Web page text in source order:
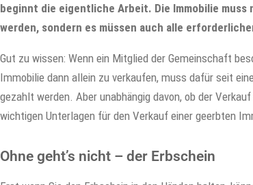
beginnt die eigentliche Arbeit. Die Immobilie
werden, sondern es müssen auch alle
Gut zu wissen: Wenn ein Mitglied der Gemeinschaft
Immobilie dann allein zu verkaufen, muss dafür seit
gezahlt werden. Aber unabhängig davon, ob der
wichtigen Unterlagen für den Verkauf einer geerbten
Ohne geht’s nicht – der Erbschein